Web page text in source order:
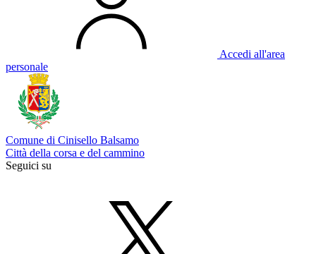
Accedi all'area
personale
Comune di Cinisello Balsamo
Città della corsa e del cammino
Seguici su